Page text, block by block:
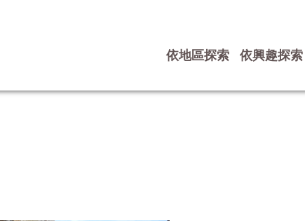
依地區探索 依興趣探索